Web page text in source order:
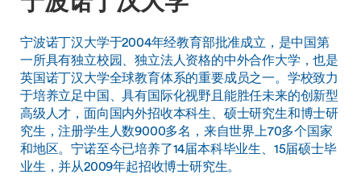
宁波诺丁汉大学于2004年经教育部批准成立，是中国第
一所具有独立校园、独立法人资格的中外合作大学，也是
英国诺丁汉大学全球教育体系的重要成员之一。学校致力
于培养立足中国、具有国际化视野且能胜任未来的创新型
高级人才，面向国内外招收本科生、硕士研究生和博士研
究生，注册学生人数9000多名，来自世界上70多个国家
和地区。宁诺至今已培养了14届本科毕业生、15届硕士毕
业生，并从2009年起招收博士研究生。